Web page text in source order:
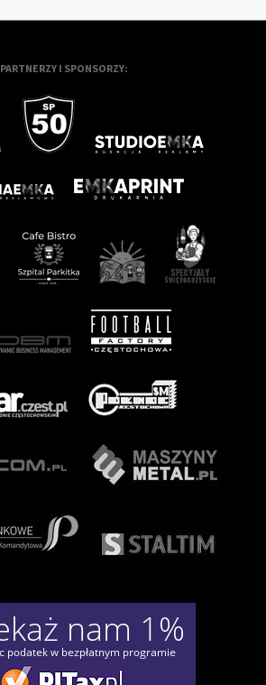
PARTNERZY I SPONSORZY: